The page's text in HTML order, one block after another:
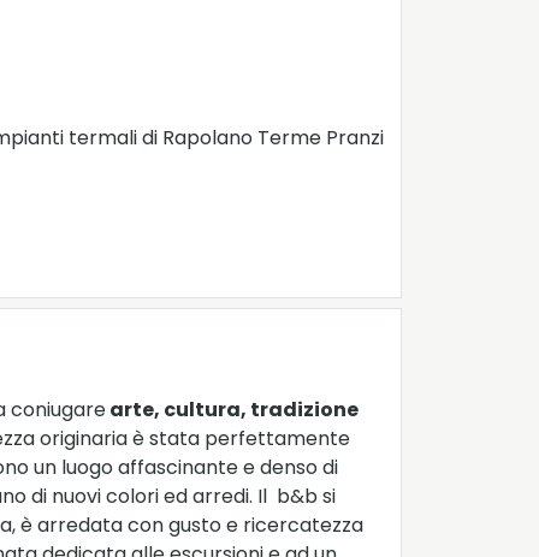
termali di Rapolano Terme Pranzi
coniugarearte, cultura, tradizione
originaria è stata perfettamente
un luogo affascinante e denso di
di nuovi colori ed arredi. Il b&b si
è arredata con gusto e ricercatezza